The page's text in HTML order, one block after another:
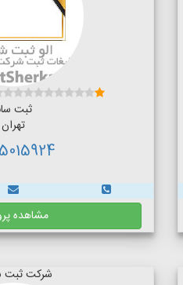
ثبت
تهران
مشاهده
شرکت ثبت